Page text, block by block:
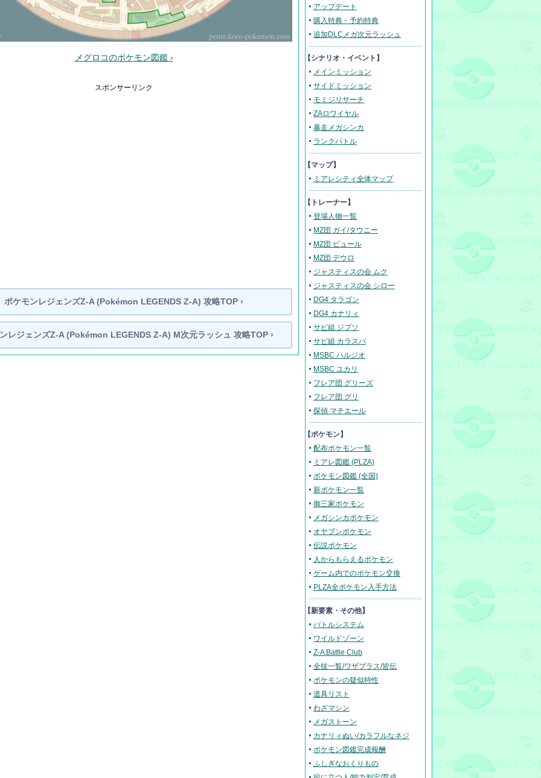
メグロコのポケモン図鑑 ›
スポンサーリンク
ポケモンレジェンズZ-A(Pokémon LEGENDS Z-A) 攻略TOP ›
レジェンズZ-A(Pokémon LEGENDS Z-A) M次元ラッシュ 攻略TOP ›
アップデート
購入特典・予約特典
追加DLCメガ次元ラッシュ
【シナリオ・イベント】
メインミッション
サイドミッション
モミジリサーチ
ZAロワイヤル
暴走メガシンカ
ランクバトル
【マップ】
ミアレシティ全体マップ
【トレーナー】
登場人物一覧
MZ団 ガイ/タウニー
MZ団 ピュール
MZ団 デウロ
ジャスティスの会 ムク
ジャスティスの会 シロー
DG4 タラゴン
DG4 カナリィ
サビ組 ジプソ
サビ組 カラスバ
MSBC ハルジオ
MSBC ユカリ
フレア団 グリーズ
フレア団 グリ
探偵 マチエール
【ポケモン】
配布ポケモン一覧
ミアレ図鑑 (PLZA)
ポケモン図鑑 (全国)
新ポケモン一覧
御三家ポケモン
メガシンカポケモン
オヤブンポケモン
伝説ポケモン
人からもらえるポケモン
ゲーム内でのポケモン交換
PLZA全ポケモン入手方法
【新要素・その他】
バトルシステム
ワイルドゾーン
Z-A Battle Club
全技一覧/ワザプラス/皆伝
ポケモンの疑似特性
道具リスト
わざマシン
メガストーン
カナリィぬい/カラフルなネジ
ポケモン図鑑完成報酬
ふしぎなおくりもの